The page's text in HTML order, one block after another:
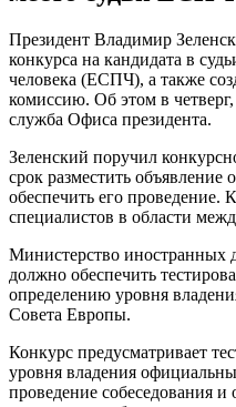
Президент Владимир
конкурса на кандидата в
человека (ЕСПЧ), а также
комиссию. Об этом в
служба Офиса президента.
Зеленский поручил
срок разместить объявление
обеспечить его проведение.
специалистов в области
Министерство иностранных
должно обеспечить
определению уровня
Совета Европы.
Конкурс предусматривает
уровня владения
проведение собеседования